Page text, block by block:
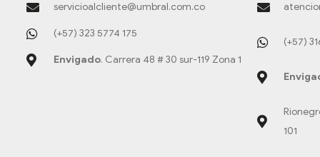
servicioalcliente@umbral.com.co
(+57) 323 5774 175
Envigado. Carrera 48 # 30 sur-119 Zona 1
(+57)
101